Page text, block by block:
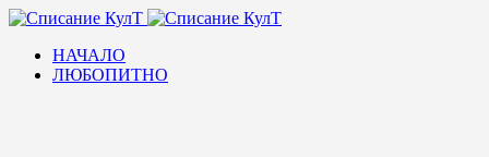
НАЧАЛО
ЛЮБОПИТНО